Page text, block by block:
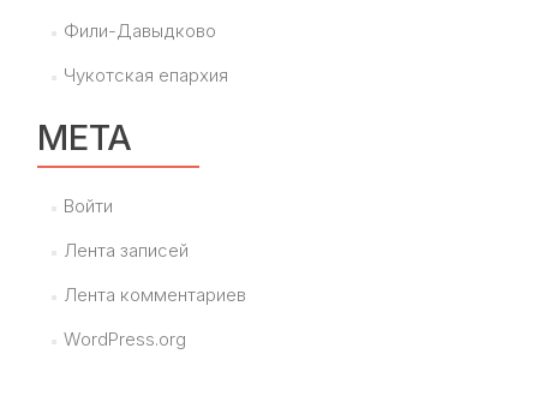
Фили-Давыдково
Чукотская епархия
МЕТА
Войти
Лента записей
Лента комментариев
WordPress.org